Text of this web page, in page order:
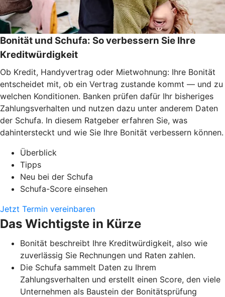
Bonität und Schufa: So verbessern Sie Ihre
Kreditwürdigkeit
Ob Kredit, Handyvertrag oder Mietwohnung: Ihre Bonität
entscheidet mit, ob ein Vertrag zustande kommt — und zu
welchen Konditionen. Banken prüfen dafür Ihr bisheriges
Zahlungsverhalten und nutzen dazu unter anderem Daten
der Schufa. In diesem Ratgeber erfahren Sie, was
dahintersteckt und wie Sie Ihre Bonität verbessern können.
Überblick
Tipps
Neu bei der Schufa
Schufa-Score einsehen
Jetzt Termin vereinbaren
Das Wichtigste in Kürze
Bonität beschreibt Ihre Kreditwürdigkeit, also wie
zuverlässig Sie Rechnungen und Raten zahlen.
Die Schufa sammelt Daten zu Ihrem
Zahlungsverhalten und erstellt einen Score, den viele
Unternehmen als Baustein der Bonitätsprüfung